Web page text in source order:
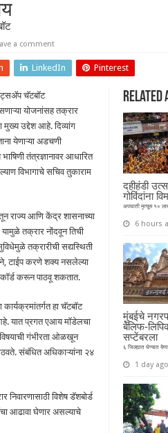
a comment
LinkedIn Pinterest
Related
दहीहंडी
गोविंदांना
अपघाती मृत्यूस १०
6 hours
मुंबईचे
बेलिफ-
सप्टेंबरला
६ जिल्ह्यात घेण्यात येणार
1 day ago
चॅटबॉट
योजनांसह तक्रार
मुख्य उद्देश आहे. दिव्यांग
येणाऱ्या अडचणी
तंत्रज्ञानावर आधारित
विभागाचे सचिव तुकाराम
राज्य आणि केंद्र शासनाच्या
तक्रार नोंदवून तिची
तक्रारीची सद्यस्थिती
टाईप करणे शक्य नसलेल्या
करून पाठवू शकतात.
हा चॅटबॉट
यात प्रगत एआय मॉडेलचा
गंभीरता ओळखून
संबंधित अधिकाऱ्यांना २४
निवारणासाठी विशेष डॅशबोर्ड
आढावा घेणार असल्याचे